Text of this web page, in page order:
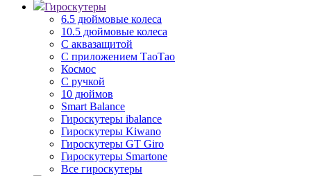
Гироскутеры
6.5 дюймовые колеса
10.5 дюймовые колеса
С аквазащитой
С приложением ТаоТао
Космос
С ручкой
10 дюймов
Smart Balance
Гироскутеры ibalance
Гироскутеры Kiwano
Гироскутеры GT Giro
Гироскутеры Smartone
Все гироскутеры